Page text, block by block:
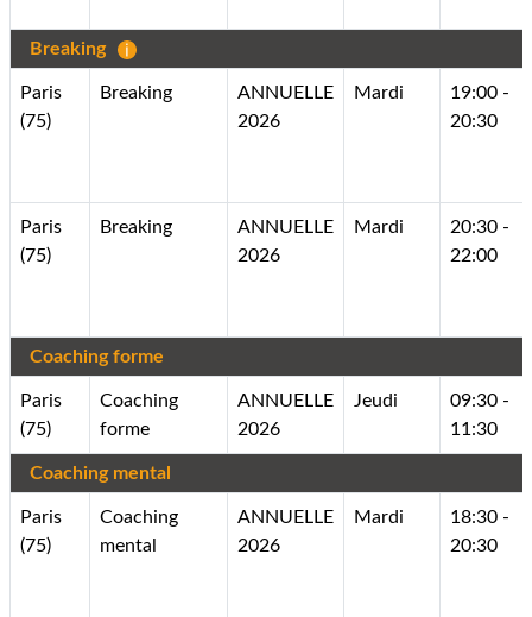
Breaking
Paris
(75)
Breaking
ANNUELLE
2026
Mardi
19:00 -
20:30
Paris
(75)
Breaking
ANNUELLE
2026
Mardi
20:30 -
22:00
Coaching forme
Paris
(75)
Coaching
forme
ANNUELLE
2026
Jeudi
09:30 -
11:30
Coaching mental
Paris
(75)
Coaching
mental
ANNUELLE
2026
Mardi
18:30 -
20:30